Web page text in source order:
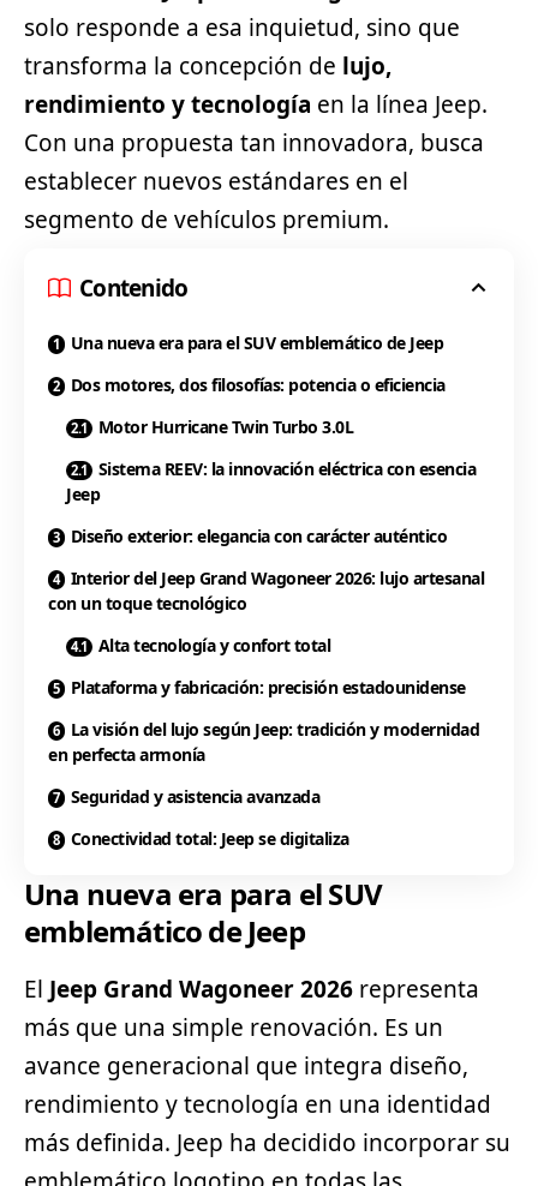
solo responde a esa inquietud, sino que
transforma la concepción de lujo,
rendimiento y tecnología en la línea Jeep.
Con una propuesta tan innovadora, busca
establecer nuevos estándares en el
segmento de vehículos premium.
Contenido
Una nueva era para el SUV emblemático de Jeep
Dos motores, dos filosofías: potencia o eficiencia
Motor Hurricane Twin Turbo 3.0L
Sistema REEV: la innovación eléctrica con esencia
Jeep
Diseño exterior: elegancia con carácter auténtico
Interior del Jeep Grand Wagoneer 2026: lujo artesanal
con un toque tecnológico
Alta tecnología y confort total
Plataforma y fabricación: precisión estadounidense
La visión del lujo según Jeep: tradición y modernidad
en perfecta armonía
Seguridad y asistencia avanzada
Conectividad total: Jeep se digitaliza
Una nueva era para el SUV
emblemático de Jeep
El Jeep Grand Wagoneer 2026 representa
más que una simple renovación. Es un
avance generacional que integra diseño,
rendimiento y tecnología en una identidad
más definida. Jeep ha decidido incorporar su